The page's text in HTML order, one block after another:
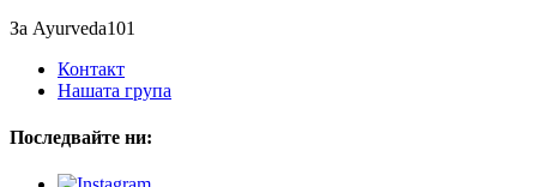
За Ayurveda101
Контакт
Нашата група
Последвайте ни: